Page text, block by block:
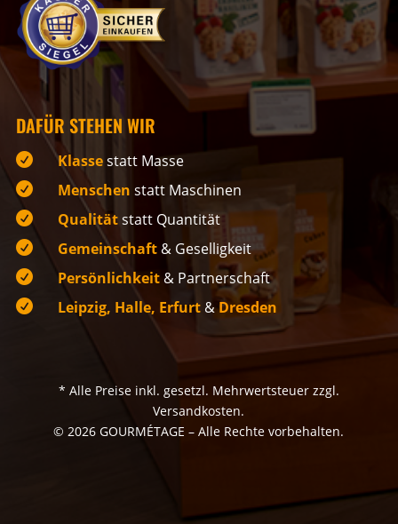
DAFÜR STEHEN WIR
 Klassestatt Masse
 Menschen statt Maschinen
 Qualitätstatt Quantität
 Gemeinschaft & Geselligkeit
 Persönlichkeit & Partnerschaft
 Leipzig, Halle, Erfurt &Dresden
* Alle Preise inkl. gesetzl. Mehrwertsteuer zzgl.
Versandkosten.
© 2026 GOURMÉTAGE – Alle Rechte vorbehalten.